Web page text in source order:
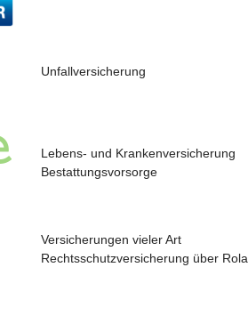
Unfallversicherung
Lebens- und Krankenversicherung
Bestattungsvorsorge
Versicherungen vieler Art
Rechtsschutzversicherung über